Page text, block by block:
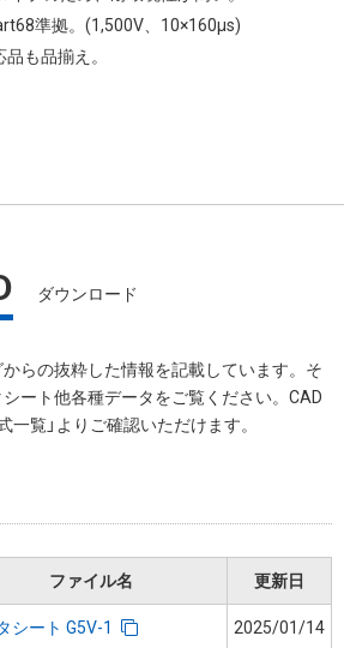
準拠。(1,500V、10×160μs)
も品揃え。
ダウンロード
らの抜粋した情報を記載しています。そ
ート他各種データをご覧ください。CAD
一覧」よりご確認いただけます。
ファイル名 更新日
シート G5V-1 2025/01/14